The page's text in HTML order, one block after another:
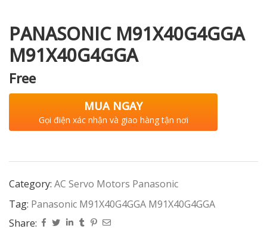
PANASONIC M91X40G4GGA
M91X40G4GGA
Free
MUA NGAY
Gọi điện xác nhận và giao hàng tận nơi
Category: AC Servo Motors Panasonic
Tag: Panasonic M91X40G4GGA M91X40G4GGA
Share: